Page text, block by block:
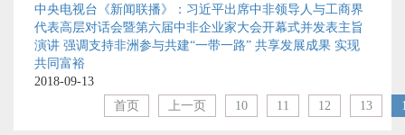
中央电视台《新闻联播》：习近平出席中非领导人与工商界
代表高层对话会暨第六届中非企业家大会开幕式并发表主旨
演讲 强调支持非洲参与共建“一带一路” 共享发展成果 实现
共同富裕
2018-09-13
首页
上一页 10 11 12 13